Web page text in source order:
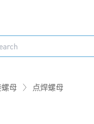
母 点焊螺母